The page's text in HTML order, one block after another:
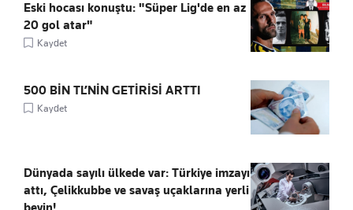
Eski hocası konuştu: "Süper Lig'de en az
20 gol atar"
Kaydet
500 BİN TL’NİN GETİRİSİ ARTTI
Kaydet
Dünyada sayılı ülkede var: Türkiye imzayı
attı, Çelikkubbe ve savaş uçaklarına yerli